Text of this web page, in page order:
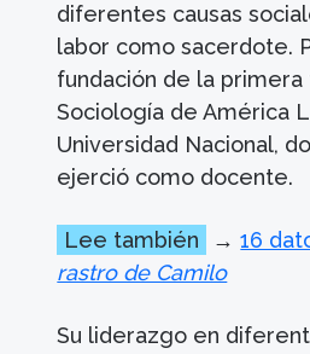
diferentes causas
labor como sacerdote.
fundación de la
Sociología de América
Universidad Nacional,
ejerció como docente.
Lee también →16
rastro de Camilo
Su liderazgo en